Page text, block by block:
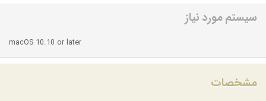
سیستم مورد نیاز
macOS 10.10 or later
مشخصات